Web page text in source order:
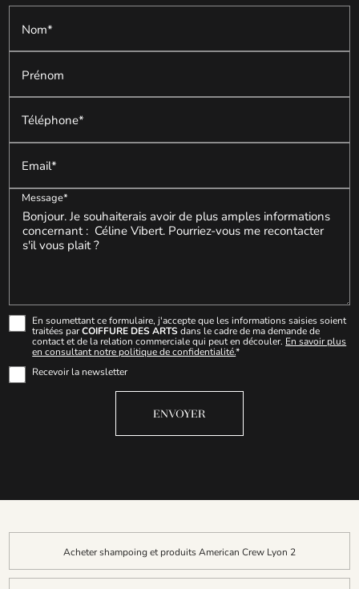
Nom*
Prénom
Téléphone*
Email*
Message*
En soumettant ce formulaire, j'accepte que les informations saisies soient
traitées parCOIFFURE DES ARTSdans le cadre de ma demande de
contact et de la relation commerciale qui peut en découler. En savoir plus
en consultant notre politique de confidentialité.*
Recevoir la newsletter
Acheter shampoing et produits American Crew Lyon 2